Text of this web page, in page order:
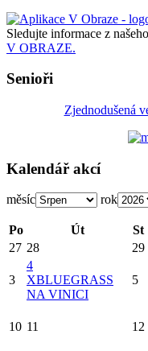
Sledujte informace z
V OBRAZE.
Senioři
Zjednodušená
Kalendář akcí
měsíc rok
Po Út St
27 28 29
3
4
XBLUEGRASS
NA VINICI
5
10 11 12